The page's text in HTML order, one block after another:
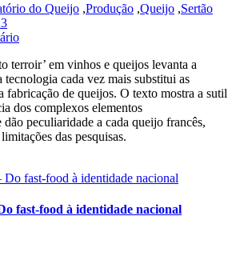
do Queijo ,Produção ,Queijo ,Sertão
terroir’ em vinhos e queijos levanta a
tecnologia cada vez mais substitui as
fabricação de queijos. O texto mostra a sutil
dos complexos elementos
dão peculiaridade a cada queijo francês,
das pesquisas.
fast-food à identidade nacional